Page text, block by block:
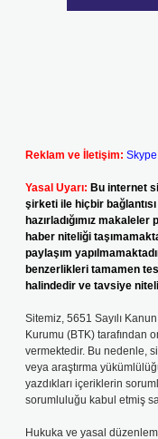
Reklam ve İletişim:
Yasal Uyarı: Bu internet
şirketi ile hiçbir
hazırladığımız
haber niteliği
paylaşım
benzerlikleri tamamen
halindedir ve tavsiye
Sitemiz, 5651 Sayılı
Kurumu (BTK) tarafından
vermektedir. Bu nedenle,
veya araştırma
yazdıkları içeriklerin
sorumluluğu kabul etmiş
Hukuka ve yasal